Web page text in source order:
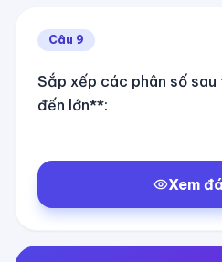
Câu 9
Sắp xếp các phân số
đến lớn**:
Xem